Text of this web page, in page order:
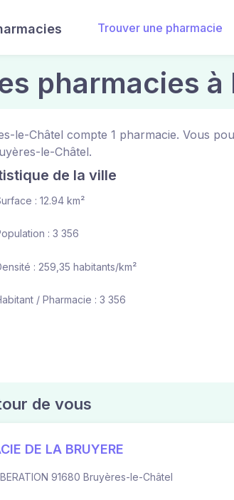
Trouver une pharmacie
pharmacies
le-Châtel compte 1 pharmacie. Vous
le-Châtel.
de la ville
: 12.94 km²
: 3 356
: 259,35 habitants/km²
/ Pharmacie : 3 356
de vous
DE LA BRUYERE
91680 Bruyères-le-Châtel